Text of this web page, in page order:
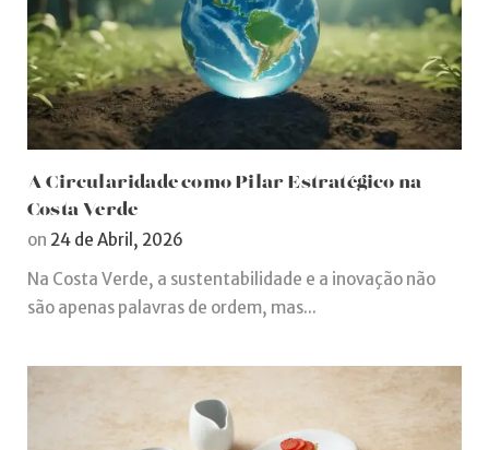
A Circularidade como Pilar Estratégico na
Costa Verde
on 24 de Abril, 2026
Na Costa Verde, a sustentabilidade e a inovação não
são apenas palavras de ordem, mas...